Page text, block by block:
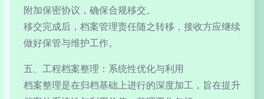
附加保密协议，确保合规移交。
移交完成后，档案管理责任随之转移，接收方应继续
做好保管与维护工作。
五、工程档案整理：系统性优化与利用
档案整理是在归档基础上进行的深度加工，旨在提升